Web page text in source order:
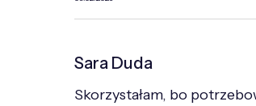
Sara Duda
Skorzystałam, bo